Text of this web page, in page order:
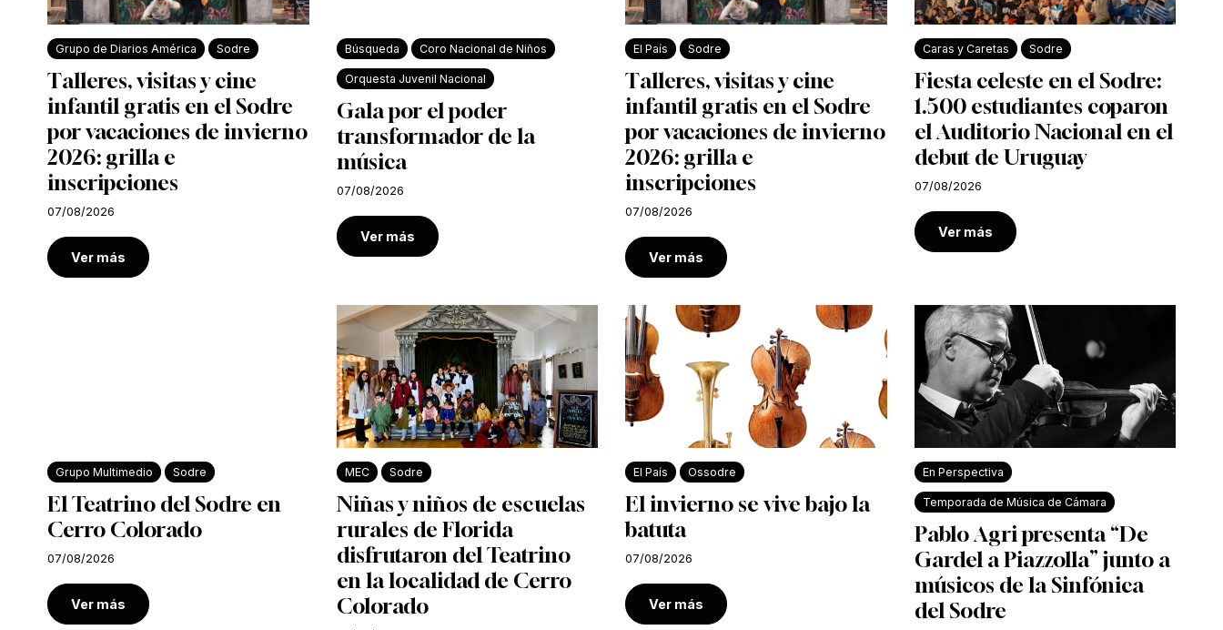
Grupo de Diarios América Sodre
Talleres, visitas y cine
infantil gratis en el Sodre
por vacaciones de invierno
2026: grilla e
inscripciones
07/08/2026
Ver más
Búsqueda Coro Nacional de Niños
Orquesta Juvenil Nacional
Gala por el poder
transformador de la
música
07/08/2026
Ver más
El País Sodre
Talleres, visitas y cine
infantil gratis en el Sodre
por vacaciones de invierno
2026: grilla e
inscripciones
07/08/2026
Ver más
Caras y Caretas Sodre
Fiesta celeste en el Sodre:
1.500 estudiantes coparon
el Auditorio Nacional en el
debut de Uruguay
07/08/2026
Ver más
Grupo Multimedio Sodre
El Teatrino del Sodre en
Cerro Colorado
07/08/2026
Ver más
MEC Sodre
Niñas y niños de escuelas
rurales de Florida
disfrutaron del Teatrino
en la localidad de Cerro
Colorado
El País Ossodre
El invierno se vive bajo la
batuta
07/08/2026
Ver más
En Perspectiva
Temporada de Música de Cámara
Pablo Agri presenta “De
Gardel a Piazzolla” junto a
músicos de la Sinfónica
del Sodre